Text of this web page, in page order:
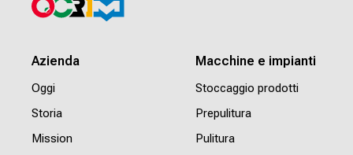
Azienda
Oggi
Storia
Mission
Macchine e impianti
Stoccaggio prodotti
Prepulitura
Pulitura